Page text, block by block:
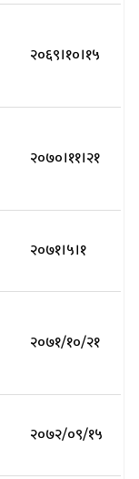
२०६९।१०।१५
२०७०।११।२१
२०७१।५।१
२०७१/१०/२१
२०७२/०९/१५